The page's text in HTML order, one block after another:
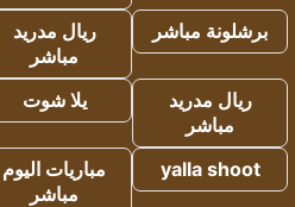
برشلونة مباشر
ريال مدريد
مباشر
ريال مدريد
مباشر
يلا شوت
yalla shoot
مباريات اليوم
مباشر